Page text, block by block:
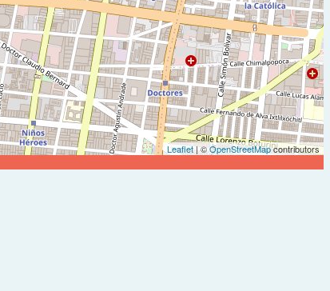
Leaflet| ©OpenStreetMapcontributors